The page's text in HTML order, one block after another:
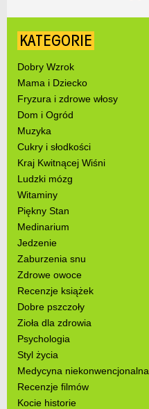
KATEGORIE
Dobry Wzrok
Mama i Dziecko
Fryzura i zdrowe włosy
Dom i Ogród
Muzyka
Cukry i słodkości
Kraj Kwitnącej Wiśni
Ludzki mózg
Witaminy
Piękny Stan
Medinarium
Jedzenie
Zaburzenia snu
Zdrowe owoce
Recenzje książek
Dobre pszczoły
Zioła dla zdrowia
Psychologia
Styl życia
Medycyna niekonwencjonalna
Recenzje filmów
Kocie historie